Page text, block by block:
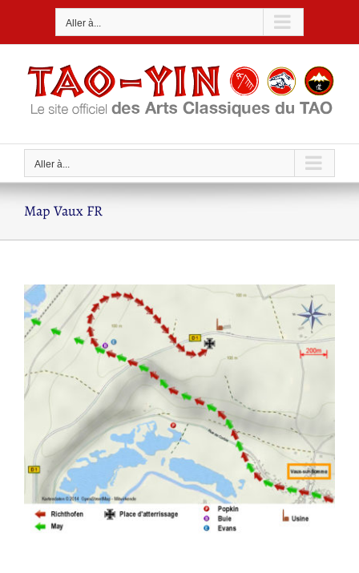
Aller à...
Aller à...
Map Vaux FR